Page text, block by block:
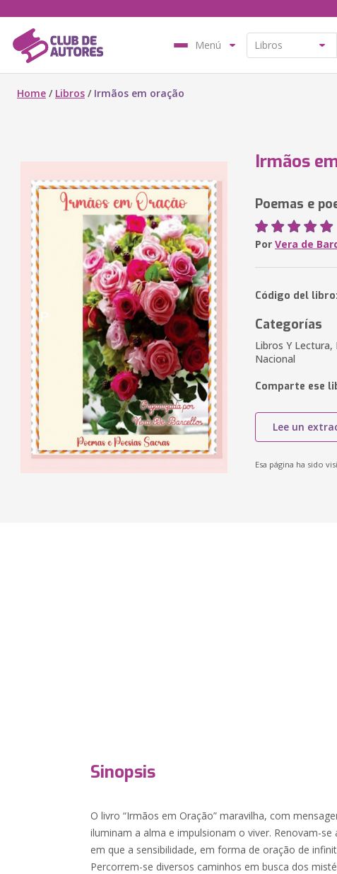
Menú
Home / Libros / Irmãos em oração
Irmãos
Poemas e
Por Vera de
Código del
Categorías
Libros Y
Nacional
Comparte ese
Lee un
Esa página ha sido
Sinopsis
O livro “Irmãos em Oração” maravilha, com
iluminam a alma e impulsionam o viver. Renovam-se
em que a sensibilidade, em forma de oração de
Percorrem-se diversos caminhos em busca dos